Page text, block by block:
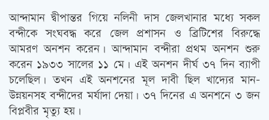
আন্দামান দ্বীপান্তর গিয়ে নলিনী দাস জেলখানার মধ্যে সকল
বন্দীকে সংঘবদ্ধ করে জেল প্রশাসন ও ব্রিটিশের বিরুদ্ধে
আমরণ অনশন করেন। আন্দামান বন্দীরা প্রথম অনশন শুরু
করেন ১৯৩৩ সালের ১১ মে। এই অনশন দীর্ঘ ৩৭ দিন ব্যাপী
চলেছিল। তখন এই অনশনের মূল দাবী ছিল খাদ্যের মান-
উন্নয়নসহ বন্দীদের মর্যাদা দেয়া। ৩৭ দিনের এ অনশনে ৩ জন
বিপ্লবীর মৃত্যু হয়।